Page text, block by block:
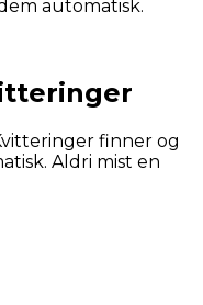
automatisk.
finner og
Aldri mist en